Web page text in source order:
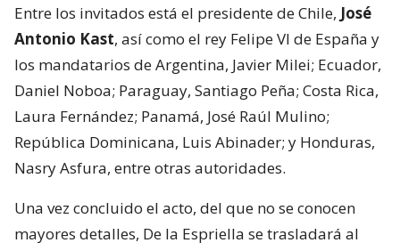
Entre los invitados está el presidente de Chile, José
Antonio Kast, así como el rey Felipe VI de España y
los mandatarios de Argentina, Javier Milei; Ecuador,
Daniel Noboa; Paraguay, Santiago Peña; Costa Rica,
Laura Fernández; Panamá, José Raúl Mulino;
República Dominicana, Luis Abinader; y Honduras,
Nasry Asfura, entre otras autoridades.
Una vez concluido el acto, del que no se conocen
mayores detalles, De la Espriella se trasladará al